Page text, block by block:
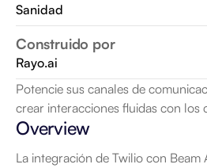
Sanidad
Construido por
Rayo.ai
Potencie sus canales de
crear interacciones fluidas con los
Overview
La integración de Twilio con Beam